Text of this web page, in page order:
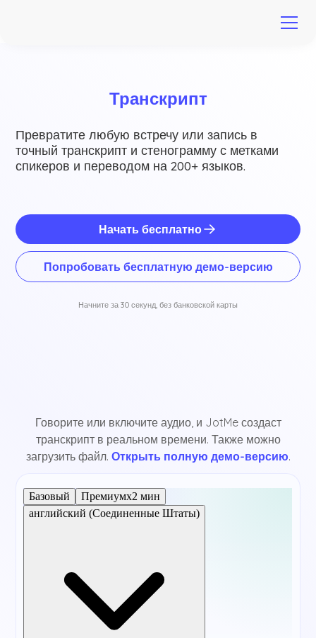
Транскрипт
Превратите любую встречу или запись в
точный транскрипт и стенограмму с метками
спикеров и переводом на 200+ языков.
Начать бесплатно
Попробовать бесплатную демо-версию
Начните за 30 секунд, без банковской карты
Говорите или включите аудио, и JotMe создаст
транскрипт в реальном времени. Также можно
загрузить файл. Открыть полную демо-версию.